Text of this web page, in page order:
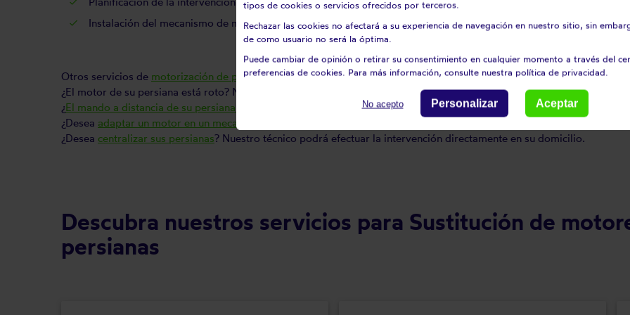
Instalación del mecanismo de motorización y configuración del mando a distancia o inversor por cable
Otros servicios de motorización de persianas
¿El motor de su persiana está roto? Nuestro técnico le ofrecerá el servicio
de sustitución del motora domicilio.
¿El mando a distancia de su persiana está roto o defectuoso
? Nuestro técnico le ofrecerá el servicio de sustitución
¿Desea adaptar un motor en un mecanismo ya existente
¿Desea centralizar sus persianas? Nuestro técnico podrá efectuar la intervención directamente en su domicilio.
Descubra nuestros servicios para Sustitución de
persianas
tipos de cookies o servicios ofrecidos por terceros.
Rechazar las cookies no afectará a su experiencia de navegación en nuestro sitio, sin
de como usuario no será la óptima.
Puede cambiar de opinión o retirar su consentimiento en cualquier momento a través del
preferencias de cookies. Para más información, consulte nuestra política de privacidad.
No acepto Personalizar Aceptar